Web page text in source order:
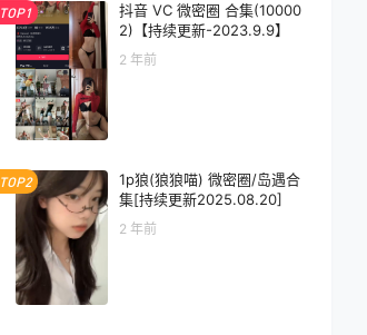
TOP1
抖音 VC 微密圈 合集(10000
2)【持续更新-2023.9.9】
2 年前
TOP2
1p狼(狼狼喵) 微密圈/岛遇合
集[持续更新2025.08.20]
2 年前